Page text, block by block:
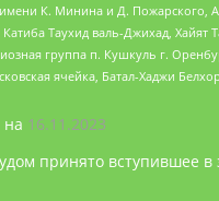
К. Минина и Д. Пожарского,
Таухид валь-Джихад,
группа п. Кушкуль г.
ячейка, Батал-Хаджи
16.11.2023
принято вступившее